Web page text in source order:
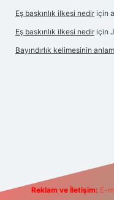
Eş baskınlık ilkesi nedir için
Eş baskınlık ilkesi nedir için
Bayındırlık kelimesinin
Reklam ve İletişim: E-